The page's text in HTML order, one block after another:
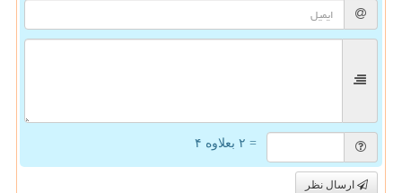
= ۲ بعلاوه ۴
ارسال نظر